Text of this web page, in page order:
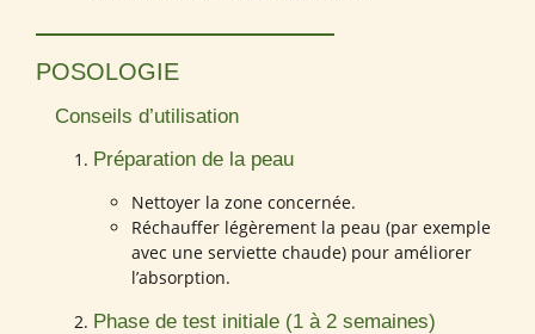
POSOLOGIE
Conseils d’utilisation
Préparation de la peau
Nettoyer la zone concernée.
Réchauffer légèrement la peau (par exemple
avec une serviette chaude) pour améliorer
l’absorption.
Phase de test initiale (1 à 2 semaines)